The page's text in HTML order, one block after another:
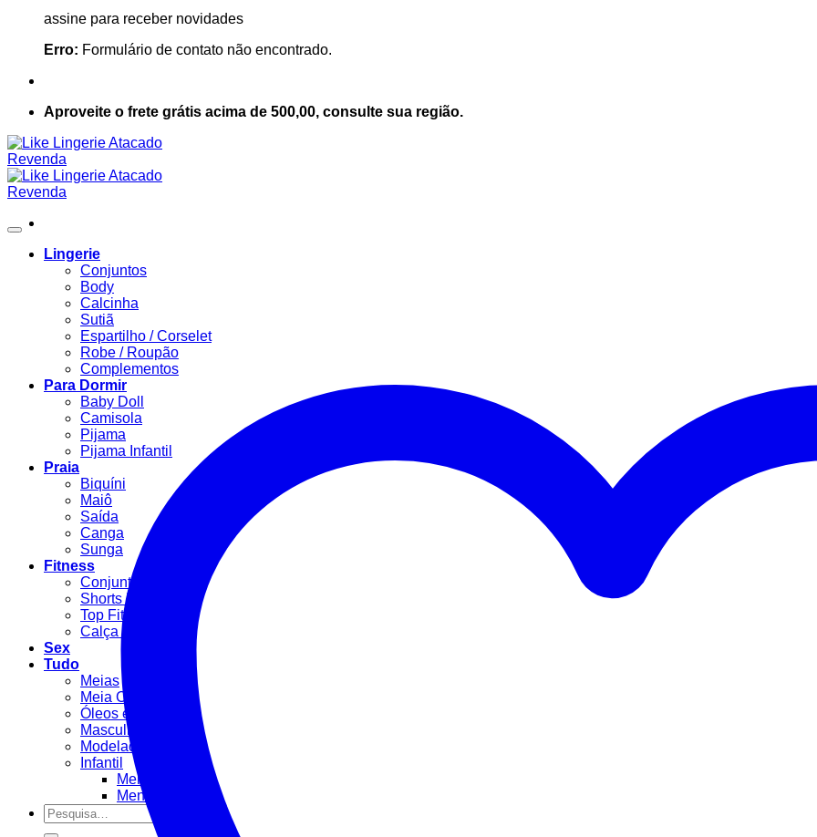
assine para receber novidades
Erro: Formulário de contato não encontrado.
Aproveite o frete grátis acima de 500,00, consulte sua região.
Lingerie
Conjuntos
Body
Calcinha
Sutiã
Espartilho / Corselet
Robe / Roupão
Complementos
Para Dormir
Baby Doll
Camisola
Pijama
Pijama Infantil
Praia
Biquíni
Maiô
Saída
Canga
Sunga
Fitness
Conjunto Fitness
Shorts Fitness
Top Fitness
Calça Fitness
Sex
Tudo
Meias
Meia Calça / Fina
Óleos e Géis
Masculino
Modeladora
Infantil
Menino
Menina
Pesquisar
por: